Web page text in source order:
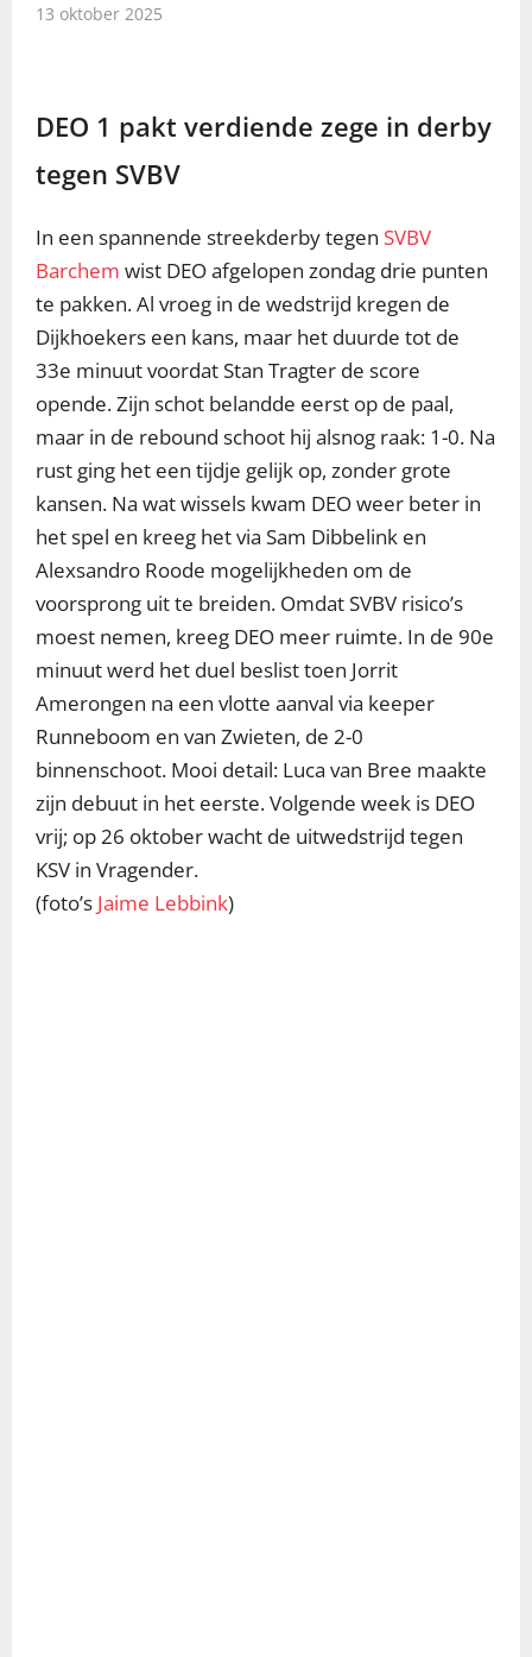
13 oktober 2025
DEO 1 pakt verdiende zege in derby
tegen SVBV
In een spannende streekderby tegen SVBV
Barchem wist DEO afgelopen zondag drie punten
te pakken. Al vroeg in de wedstrijd kregen de
Dijkhoekers een kans, maar het duurde tot de
33e minuut voordat Stan Tragter de score
opende. Zijn schot belandde eerst op de paal,
maar in de rebound schoot hij alsnog raak: 1-0. Na
rust ging het een tijdje gelijk op, zonder grote
kansen. Na wat wissels kwam DEO weer beter in
het spel en kreeg het via Sam Dibbelink en
Alexsandro Roode mogelijkheden om de
voorsprong uit te breiden. Omdat SVBV risico’s
moest nemen, kreeg DEO meer ruimte. In de 90e
minuut werd het duel beslist toen Jorrit
Amerongen na een vlotte aanval via keeper
Runneboom en van Zwieten, de 2-0
binnenschoot. Mooi detail: Luca van Bree maakte
zijn debuut in het eerste. Volgende week is DEO
vrij; op 26 oktober wacht de uitwedstrijd tegen
KSV in Vragender.
(foto’s Jaime Lebbink)